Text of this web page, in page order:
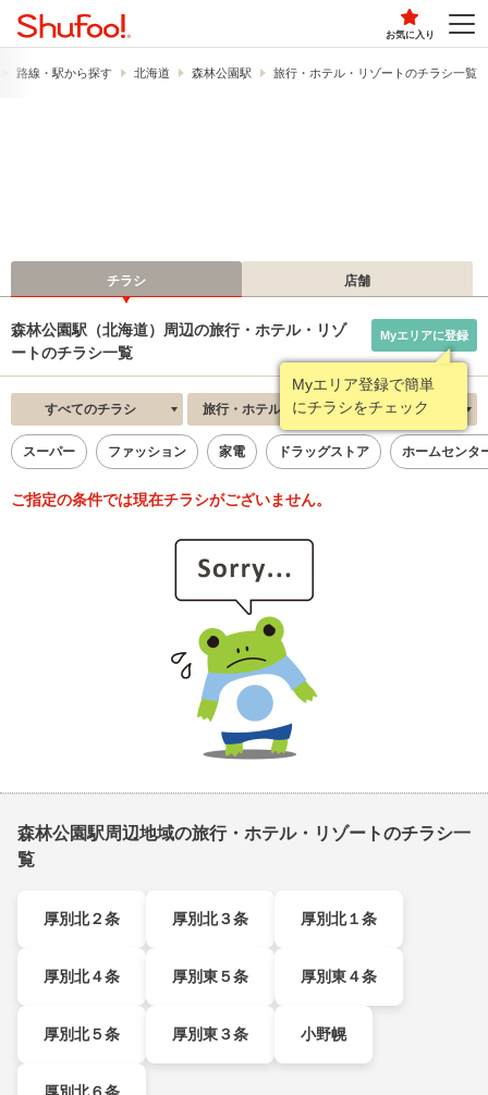
お気に入り
路線・駅から探す 北海道 森林公園駅 旅行・ホテル・リゾートのチラシ一覧
チラシ 店舗
森林公園駅（北海道）周辺の旅行・ホテル・リゾ
ートのチラシ一覧
Myエリア登録で簡単
にチラシをチェック
Myエリアに登録
すべてのチラシ 旅行・ホテル・リゾート 新着順
スーパー ファッション 家電 ドラッグストア ホームセンタ
ご指定の条件では現在チラシがございません。
森林公園駅周辺地域の旅行・ホテル・リゾートのチラシ一
覧
厚別北２条 厚別北３条 厚別北１条
厚別北４条 厚別東５条 厚別東４条
厚別北５条 厚別東３条 小野幌